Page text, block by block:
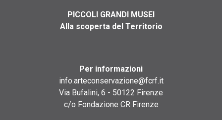
PICCOLI GRANDI MUSEI
Alla scoperta del Territorio
Per informazioni
info.arteconservazione@fcrf.it
Via Bufalini, 6 - 50122 Firenze
c/o Fondazione CR Firenze